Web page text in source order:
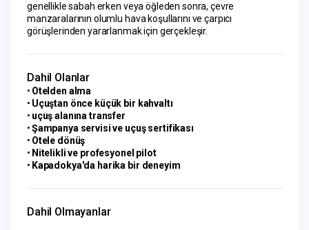
genellikle sabah erken veya öğleden sonra, çevre
manzaralarının olumlu hava koşullarını ve çarpıcı
görüşlerinden yararlanmak için gerçekleşir.
Dahil Olanlar
Otelden alma
Uçuştan önce küçük bir kahvaltı
uçuş alanına transfer
Şampanya servisi ve uçuş sertifikası
Otele dönüş
Nitelikli ve profesyonel pilot
Kapadokya'da harika bir deneyim
Dahil Olmayanlar